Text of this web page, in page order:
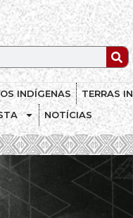
INDÍGENAS
TERRAS
NOTÍCIAS